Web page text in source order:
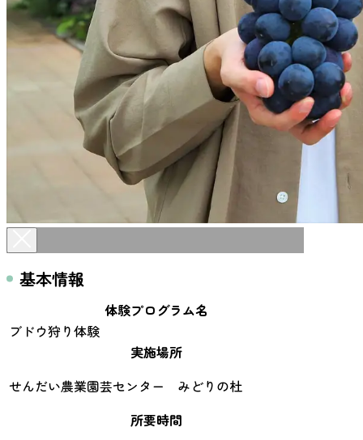
基本情報
体験プログラム名
ブドウ狩り体験
実施場所
せんだい農業園芸センター みどりの杜
所要時間